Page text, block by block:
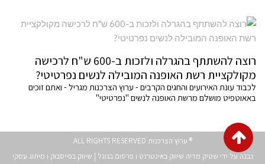
רוצה להשתתף בהגרלה ולזכות ב-600 ש"ח לרכישה
מקולקציית רשת האופנה המובילה לנשים נפרטיטי?
לכבוד עונת האירועים והחגים הקרבים - ערוץ הצרכנות מגריל - ואתם זוכים
באאוטפיט מושלם מרשת האופנה לנשים "נפרטיטי"
® ערוץ הצרכנות ALL RIGHTS RESERVED
נבנה על ידי שטיק מדיה שיווק באינטרנט ו פרסום בגוגל | שיווק בפייסבוק ו מיתוג עסקי
גלילה
לראש